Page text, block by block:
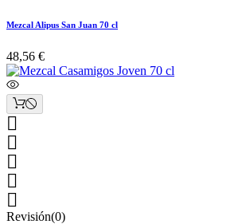
Mezcal Alipus San Juan 70 cl
48,56 €





Revisión(0)